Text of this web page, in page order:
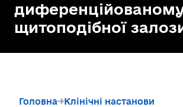
щитоподібної
Головна Клінічні настанови